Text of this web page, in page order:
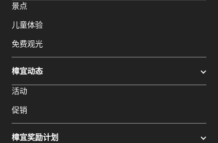
景点
儿童体验
免费观光
樟宜动态
活动
促销
樟宜奖励计划